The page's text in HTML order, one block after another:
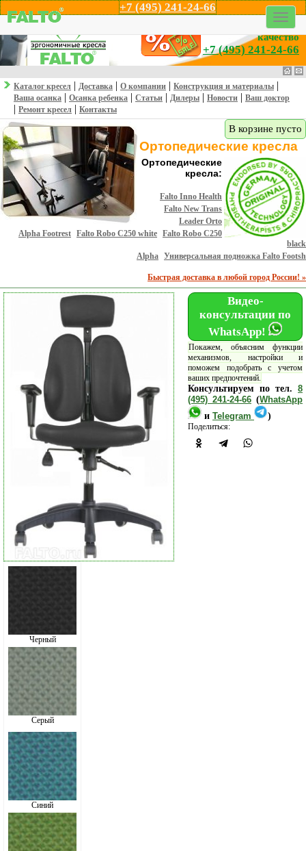
+7 (495) 241-24-66Профессионализм,
эргономика и
качество
+7 (495) 241-24-66
Каталог кресел | Доставка | О компании | Конструкция и материалы |
Ваша осанка | Осанка ребенка | Статьи | Дилеры | Новости | Ваш доктор
| Ремонт кресел | Контакты
В корзине пусто
Ортопедические кресла
Ортопедические
кресла:
Falto Inno Health
Falto New Trans
Leader Orto
Alpha Footrest Falto Robo С250 white Falto Robo С250
black
Alpha Универсальная подножка Falto Footsh
Быстрая доставка в любой город России! »
Черный
Серый
Синий
Видео-
консультации по
WhatsApp!
Покажем, объясним функции
механизмов, настройки и
поможем подобрать с учетом
ваших предпочтений.
Консультируем по тел. 8
(495) 241-24-66 (WhatsApp
и Telegram )
Поделиться: